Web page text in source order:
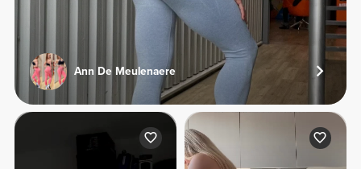
Ann De Meulenaere